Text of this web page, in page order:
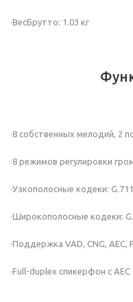
·ВесБрутто: 1.03 кг
·8 собственных мелодий, 2
·8 режимов регулировки
·Узкополосные кодеки:
·Широкополосные кодеки:
·Поддержка VAD, CNG, AEC,
·Full-duplex спикерфон с AEC